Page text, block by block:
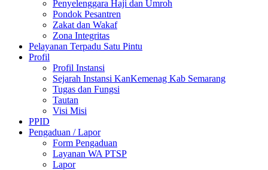
Penyelenggara Haji dan Umroh
Pondok Pesantren
Zakat dan Wakaf
Zona Integritas
Pelayanan Terpadu Satu Pintu
Profil
Profil Instansi
Sejarah Instansi KanKemenag Kab Semarang
Tugas dan Fungsi
Tautan
Visi Misi
PPID
Pengaduan / Lapor
Form Pengaduan
Layanan WA PTSP
Lapor